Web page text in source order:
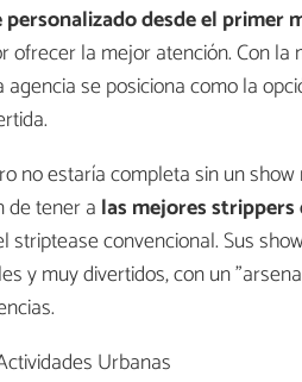
desde el primer
ofrecer la mejor atención. Con
se posiciona como la
no estaría completa sin un
de tener alas mejores strippers
striptease convencional. Sus
y muy divertidos, con un
Urbanas